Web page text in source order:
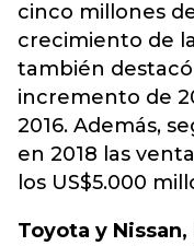
cinco millones
crecimiento de
también
incremento de
2016. Además,
en 2018 las
los US$5.000
Toyota y